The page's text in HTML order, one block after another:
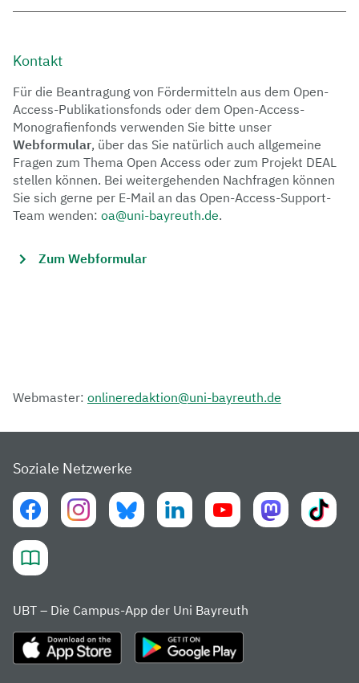
Kontakt
Für die Beantragung von Fördermitteln aus dem Open-
Access-Publikationsfonds oder dem Open-Access-
Monografienfonds verwenden Sie bitte unser
Webformular, über das Sie natürlich auch allgemeine
Fragen zum Thema Open Access oder zum Projekt DEAL
stellen können. Bei weitergehenden Nachfragen können
Sie sich gerne per E-Mail an das Open-Access-Support-
Team wenden: oa@uni-bayreuth.de.
Zum Webformular
Webmaster: onlineredaktion@uni-bayreuth.de
Soziale Netzwerke
UBT – Die Campus-App der Uni Bayreuth